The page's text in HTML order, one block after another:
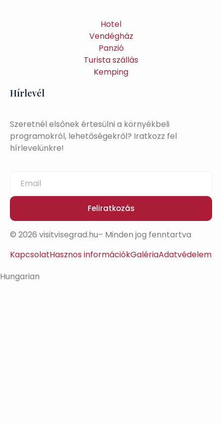
Hotel
Vendégház
Panzió
Turista szállás
Kemping
Hírlevél
Szeretnél elsőnek értesülni a környékbeli
programokról, lehetőségekről? Iratkozz fel
hírlevelünkre!
Feliratkozás
© 2026 visitvisegrad.hu– Minden jog fenntartva
KapcsolatHasznos információkGalériaAdatvédelem
Hungarian